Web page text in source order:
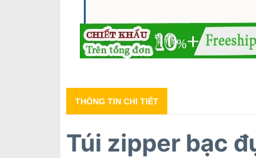
THÔNG TIN CHI TIẾT
Túi zipper bạc